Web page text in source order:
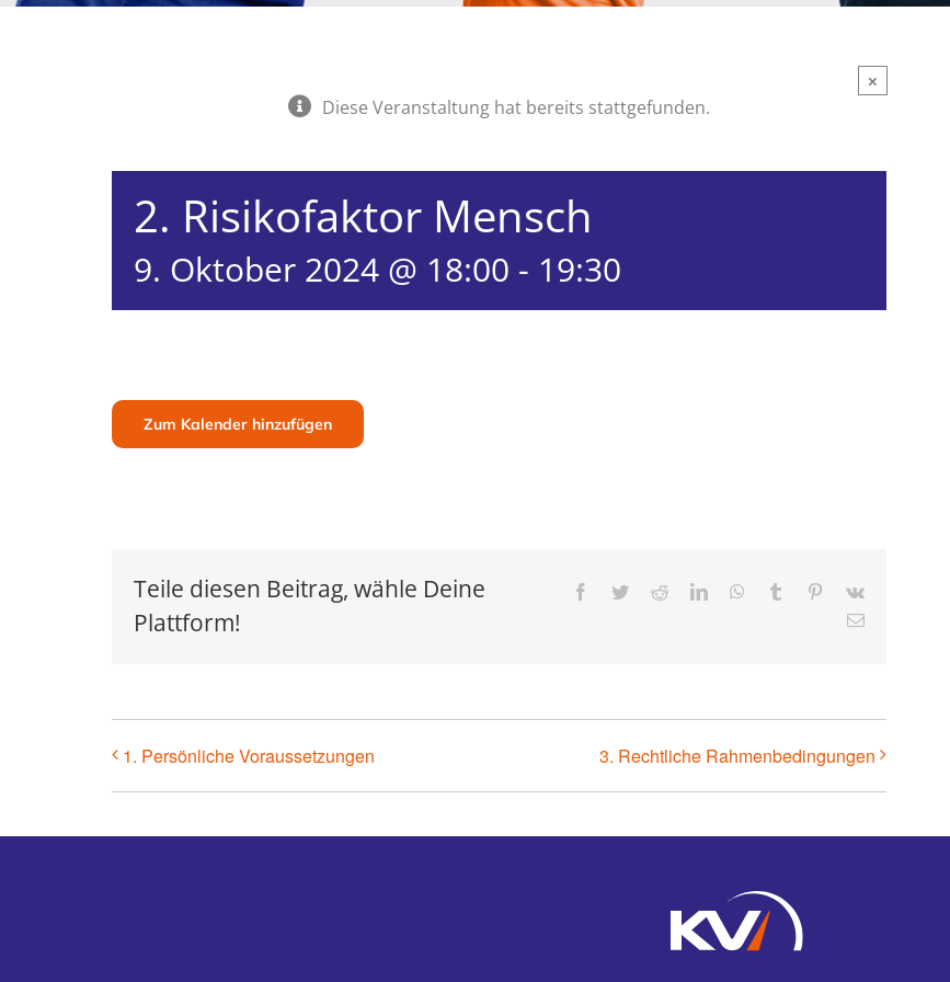
Diese Veranstaltung hat bereits stattgefunden.
×
2. Risikofaktor Mensch
9. Oktober 2024 @ 18:00 - 19:30
Zum Kalender hinzufügen
Teile diesen Beitrag, wähle Deine
Plattform!
Facebook
TwitterRedditLinkedInWhatsApp
Tumblr Pinterest
Vk
E-
1. Persönliche Voraussetzungen 3. Rechtliche Rahmenbedingungen